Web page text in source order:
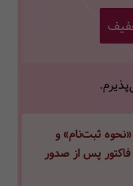
ثبت‌نام» و
پس از صدور